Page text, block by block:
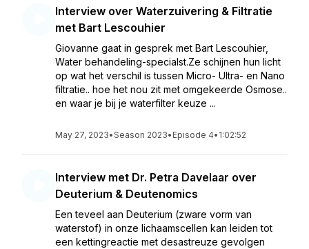
Interview over Waterzuivering & Filtratie
met Bart Lescouhier
Giovanne gaat in gesprek met Bart Lescouhier,
Water behandeling-specialst.Ze schijnen hun licht
op wat het verschil is tussen Micro- Ultra- en Nano
filtratie.. hoe het nou zit met omgekeerde Osmose..
en waar je bij je waterfilter keuze ...
May 27, 2023•Season 2023• Episode 4• 1:02:52
Interview met Dr. Petra Davelaar over
Deuterium & Deutenomics
Een teveel aan Deuterium (zware vorm van
waterstof) in onze lichaamscellen kan leiden tot
een kettingreactie met desastreuze gevolgen